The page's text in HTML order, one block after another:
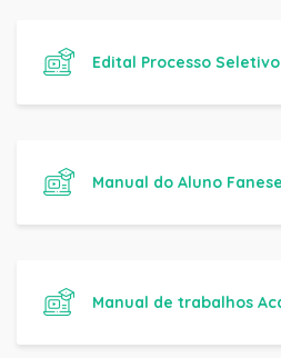
Edital Processo Seletivo
Manual do Aluno Fanese
Manual de trabalhos